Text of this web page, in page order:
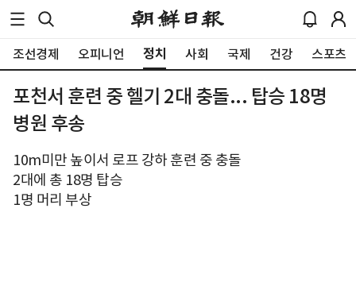
조선경제 오피니언 정치 사회 국제 건강 스포츠
포천서 훈련 중 헬기 2대 충돌... 탑승 18명
병원 후송
10m미만 높이서 로프 강하 훈련 중 충돌
2대에 총 18명 탑승
1명 머리 부상